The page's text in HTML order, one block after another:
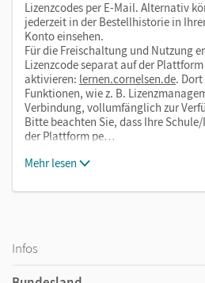
Lizenzcodes per E-Mail. Alternativ
jederzeit in der Bestellhistorie in
Konto einsehen.
Für die Freischaltung und Nutzung
Lizenzcode separat auf der Plattform
aktivieren: lernen.cornelsen.de.
Funktionen, wie z. B.
Verbindung, vollumfänglich zur
Bitte beachten Sie, dass Ihre
der Plattform pe…
Mehr lesen
Infos